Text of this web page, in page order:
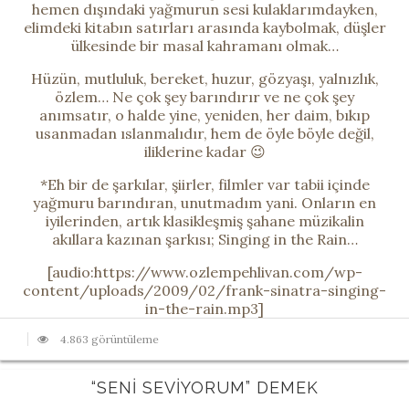
hemen dışındaki yağmurun sesi kulaklarımdayken,
elimdeki kitabın satırları arasında kaybolmak, düşler
ülkesinde bir masal kahramanı olmak…
Hüzün, mutluluk, bereket, huzur, gözyaşı, yalnızlık,
özlem… Ne çok şey barındırır ve ne çok şey
anımsatır, o halde yine, yeniden, her daim, bıkıp
usanmadan ıslanmalıdır, hem de öyle böyle değil,
iliklerine kadar 😉
*Eh bir de şarkılar, şiirler, filmler var tabii içinde
yağmuru barındıran, unutmadım yani. Onların en
iyilerinden, artık klasikleşmiş şahane müzikalin
akıllara kazınan şarkısı; Singing in the Rain…
[audio:https://www.ozlempehlivan.com/wp-
content/uploads/2009/02/frank-sinatra-singing-
in-the-rain.mp3]
4.863 görüntüleme
“SENI SEVIYORUM” DEMEK